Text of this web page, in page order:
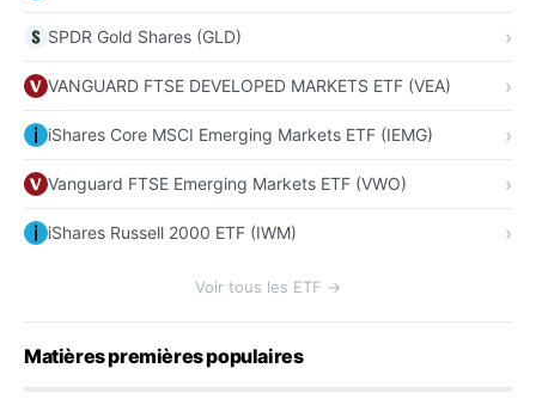
SPDR Gold Shares (GLD)
VANGUARD FTSE DEVELOPED MARKETS ETF (VEA)
iShares Core MSCI Emerging Markets ETF (IEMG)
Vanguard FTSE Emerging Markets ETF (VWO)
iShares Russell 2000 ETF (IWM)
Voir tous les ETF →
Matières premières populaires